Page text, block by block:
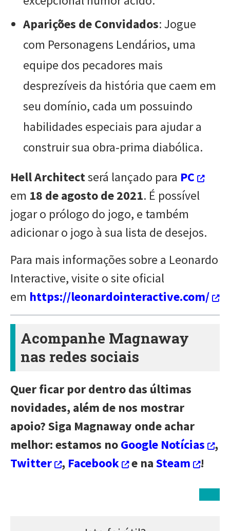
Aparições de Convidados: Jogue
com Personagens Lendários, uma
equipe dos pecadores mais
desprezíveis da história que caem em
seu domínio, cada um possuindo
habilidades especiais para ajudar a
construir sua obra-prima diabólica.
Hell Architectserá lançado para PC
em 18 de agosto de 2021. É possível
jogar o prólogo do jogo, e também
adicionar o jogo à sua lista de desejos.
Para mais informações sobre a Leonardo
Interactive, visite o site oficial
em https://leonardointeractive.com/
Acompanhe Magnaway
nas redes sociais
Quer ficar por dentro das últimas
novidades, além de nos mostrar
apoio? Siga Magnaway onde achar
melhor: estamos noGoogle Notícias
,
Twitter
, Facebook e naSteam !